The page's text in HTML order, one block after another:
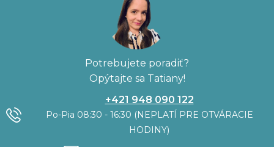
Potrebujete poradiť?
Opýtajte sa Tatiany!
+421 948 090 122
Po-Pia 08:30 - 16:30 (NEPLATÍ PRE OTVÁRACIE
HODINY)